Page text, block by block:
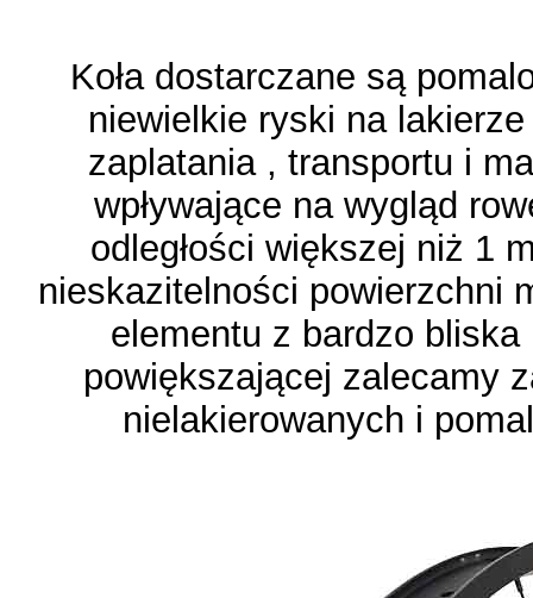
Koła dostarczane są
niewielkie ryski na
zaplatania , transportu i
wpływające na wygląd
odległości większej niż 1
nieskazitelności powierzchni
elementu z bardzo
powiększającej zalecamy
nielakierowanych i